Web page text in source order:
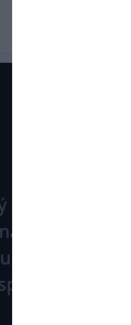
športový
najnovšie
Pravidelne na
góly,